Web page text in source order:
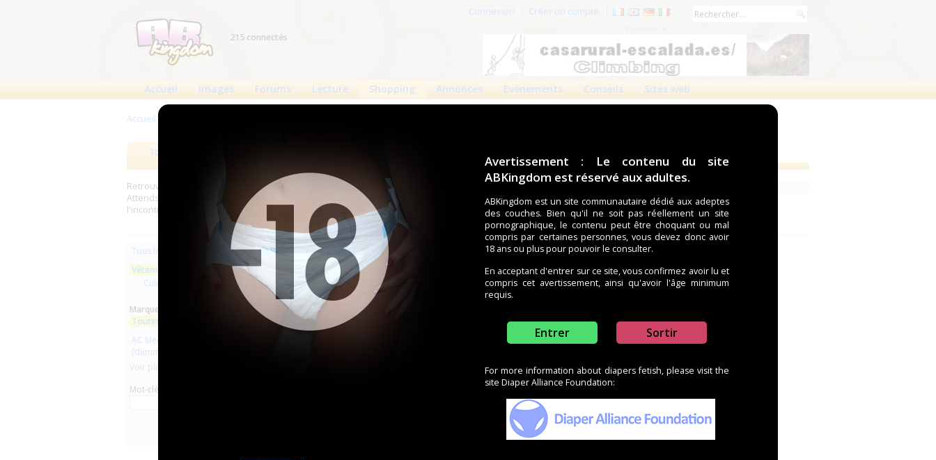
Avertissement : Le contenu du site
ABKingdom est réservé aux adultes.
ABKingdom est un site communautaire dédié aux adeptes
des couches. Bien qu'il ne soit pas réellement un site
pornographique, le contenu peut être choquant ou mal
compris par certaines personnes, vous devez donc avoir
18 ans ou plus pour pouvoir le consulter.
En acceptant d'entrer sur ce site, vous confirmez avoir lu et
compris cet avertissement, ainsi qu'avoir l'âge minimum
requis.
Entrer Sortir
For more information about diapers fetish, please visit the
site Diaper Alliance Foundation:
Connexion Créer un compte
215 connectés
Accueil Images Forums Lecture Shopping Annonces Evènements Conseils Sites web
Accueil
Tous les produits
Retrouverez sur cette page les meilleures couches (Tena, Abena, Molicare, Comficare, Confiance, Depend,
Attends, Bambino...) et les meilleurs produits aussi bien pour les fétichistes des couches que pour
l'incontinence.
Tous les produits
Vêtements en latex
Culottes latex
Marques :
Toutes les marques
AC Medicals Supplies
(dummy rubber clothes)
Voir plus
Mot-clé
Les plus récents Trier par nom
ACMedical Culotte
la...